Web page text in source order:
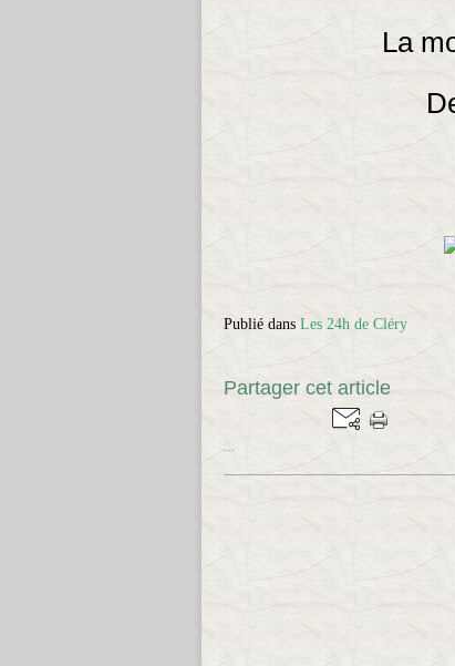
La
Publié dans Les 24h de Cléry
Partager cet article